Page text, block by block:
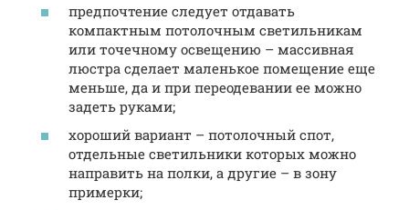
предпочтение следует отдавать
компактным потолочным светильникам
или точечному освещению – массивная
люстра сделает маленькое помещение еще
меньше, да и при переодевании ее можно
задеть руками;
хороший вариант – потолочный спот,
отдельные светильники которых можно
направить на полки, а другие – в зону
примерки;